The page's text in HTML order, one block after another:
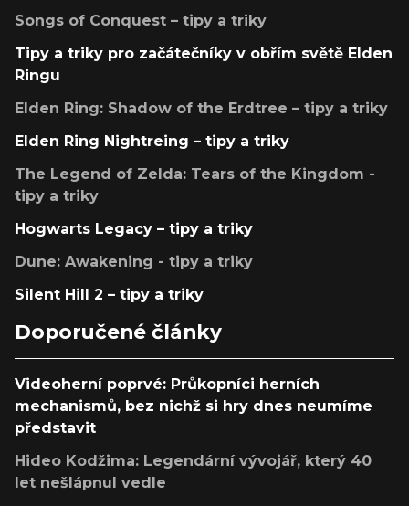
Songs of Conquest – tipy a triky
Tipy a triky pro začátečníky v obřím světě Elden
Ringu
Elden Ring: Shadow of the Erdtree – tipy a triky
Elden Ring Nightreing – tipy a triky
The Legend of Zelda: Tears of the Kingdom -
tipy a triky
Hogwarts Legacy – tipy a triky
Dune: Awakening - tipy a triky
Silent Hill 2 – tipy a triky
Doporučené články
Videoherní poprvé: Průkopníci herních
mechanismů, bez nichž si hry dnes neumíme
představit
Hideo Kodžima: Legendární vývojář, který 40
let nešlápnul vedle